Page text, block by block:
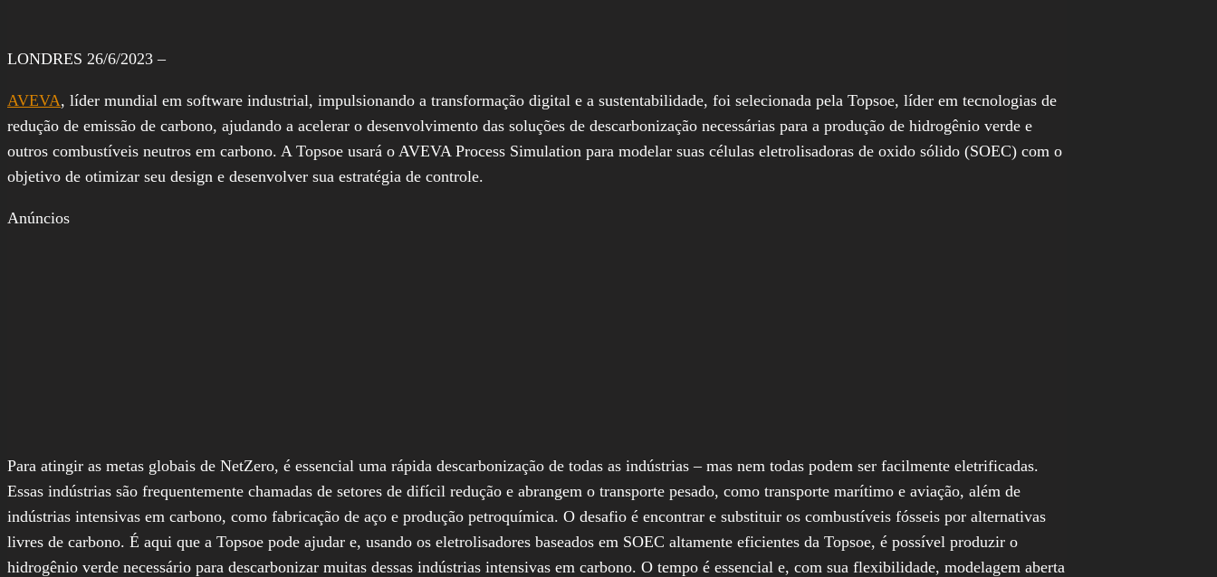
LONDRES 26/6/2023 –
AVEVA, líder mundial em software industrial, impulsionando a transformação digital e a sustentabilidade, foi selecionada pela Topsoe, líder em tecnologias de
redução de emissão de carbono, ajudando a acelerar o desenvolvimento das soluções de descarbonização necessárias para a produção de hidrogênio verde e
outros combustíveis neutros em carbono. A Topsoe usará o AVEVA Process Simulation para modelar suas células eletrolisadoras de oxido sólido (SOEC) com o
objetivo de otimizar seu design e desenvolver sua estratégia de controle.
Anúncios
Para atingir as metas globais de NetZero, é essencial uma rápida descarbonização de todas as indústrias – mas nem todas podem ser facilmente eletrificadas.
Essas indústrias são frequentemente chamadas de setores de difícil redução e abrangem o transporte pesado, como transporte marítimo e aviação, além de
indústrias intensivas em carbono, como fabricação de aço e produção petroquímica. O desafio é encontrar e substituir os combustíveis fósseis por alternativas
livres de carbono. É aqui que a Topsoe pode ajudar e, usando os eletrolisadores baseados em SOEC altamente eficientes da Topsoe, é possível produzir o
hidrogênio verde necessário para descarbonizar muitas dessas indústrias intensivas em carbono. O tempo é essencial e, com sua flexibilidade, modelagem aberta